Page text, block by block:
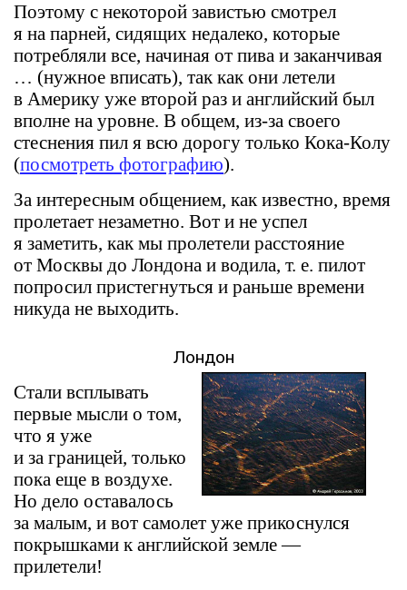
Поэтому с некоторой завистью смотрел
я на парней, сидящих недалеко, которые
потребляли все, начиная от пива и заканчивая
… (нужное вписать), так как они летели
в Америку уже второй раз и английский был
вполне на уровне. В общем, из-за своего
стеснения пил я всю дорогу только Кока-Колу
(посмотреть фотографию).
За интересным общением, как известно, время
пролетает незаметно. Вот и не успел
я заметить, как мы пролетели расстояние
от Москвы до Лондона и водила, т. е. пилот
попросил пристегнуться и раньше времени
никуда не выходить.
Лондон
Стали всплывать
первые мысли о том,
что я уже
и за границей, только
пока еще в воздухе.
Но дело оставалось
за малым, и вот самолет уже прикоснулся
покрышками к английской земле —
прилетели!